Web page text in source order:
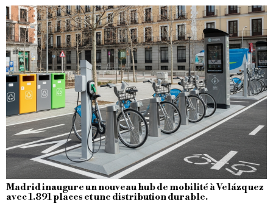
Madrid inaugure un nouveau hub de mobilité à Velázquez
avec 1.891 places et une distribution durable.